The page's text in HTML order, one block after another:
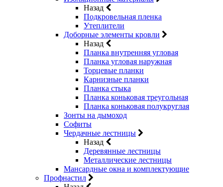
Назад
Подкровельная пленка
Утеплители
Доборные элементы кровли
Назад
Планка внутренняя угловая
Планка угловая наружная
Торцевые планки
Карнизные планки
Планка стыка
Планка коньковая треугольная
Планка коньковая полукруглая
Зонты на дымоход
Софиты
Чердачные лестницы
Назад
Деревянные лестницы
Металлические лестницы
Мансардные окна и комплектующие
Профнастил